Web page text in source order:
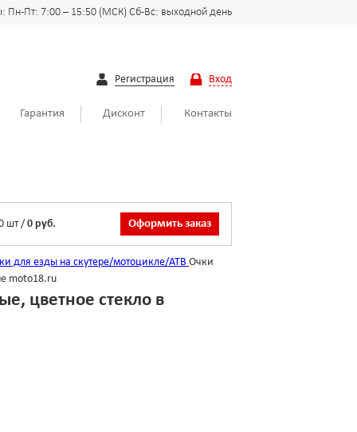
Пн-Пт: 7:00 – 15:50 (МСК) Сб-Вс: выходной день
Регистрация Вход
Гарантия Дисконт Контакты
шт / 0 руб. Оформить заказ
для езды на скутере/мотоцикле/АТВ Очки
moto18.ru
цветное стекло в